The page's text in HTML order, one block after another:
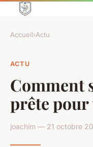
Accueil›Actu
ACTU
Comment
prête
joachim — 21 octobre